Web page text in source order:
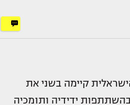
קיימה בשני את
ידידיה ותומכיה